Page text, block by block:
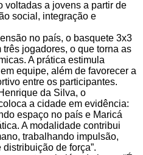
voltadas a jovens a partir de
social, integração e
no país, o basquete 3x3
jogadores, o que torna as
A prática estimula
equipe, além de favorecer a
entre os participantes.
da Silva, o
a cidade em evidência:
espaço no país e Maricá
A modalidade contribui
trabalhando impulsão,
de força”.